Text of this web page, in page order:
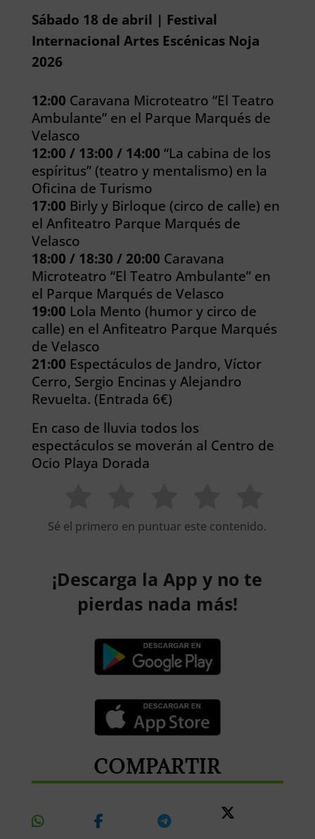
Sábado 18 de abril | Festival
Internacional Artes Escénicas Noja
2026
12:00 Caravana Microteatro “El Teatro
Ambulante” en el Parque Marqués de
Velasco
12:00 / 13:00 / 14:00 “La cabina de los
espíritus” (teatro y mentalismo) en la
Oficina de Turismo
17:00 Birly y Birloque (circo de calle) en
el Anfiteatro Parque Marqués de
Velasco
18:00 / 18:30 / 20:00 Caravana
Microteatro “El Teatro Ambulante” en
el Parque Marqués de Velasco
19:00 Lola Mento (humor y circo de
calle) en el Anfiteatro Parque Marqués
de Velasco
21:00 Espectáculos de Jandro, Víctor
Cerro, Sergio Encinas y Alejandro
Revuelta. (Entrada 6€)
En caso de lluvia todos los
espectáculos se moverán al Centro de
Ocio Playa Dorada
Sé el primero en puntuar este contenido.
¡Descarga la App y no te
pierdas nada más!
COMPARTIR